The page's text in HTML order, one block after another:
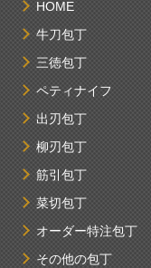
HOME
牛刀包丁
三徳包丁
ペティナイフ
出刃包丁
柳刃包丁
筋引包丁
菜切包丁
オーダー特注包丁
その他の包丁